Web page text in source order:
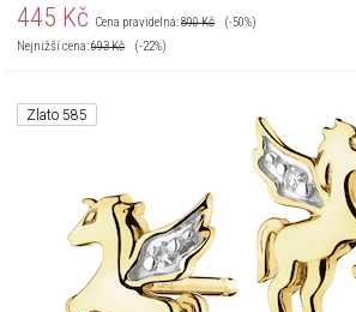
445 Kč Cena pravidelná:890Kč
(-50%)
Nejnižší cena:693Kč (-22%)
Zlato 585